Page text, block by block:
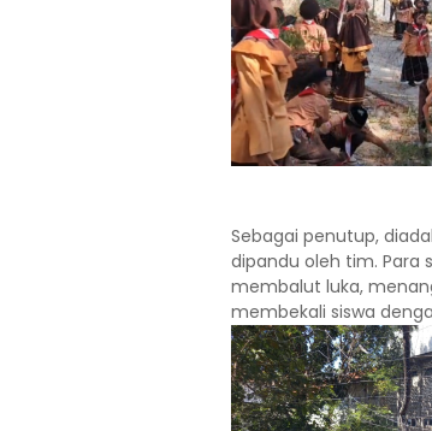
Sebagai penutup,
dipandu oleh tim. Para
membalut luka,
membekali siswa